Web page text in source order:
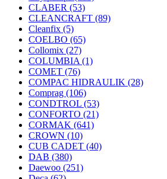
CLABER (53)
CLEANCRAFT (89)
Cleanfix (5)
COELBO (65)
Collomix (27)
COLUMBIA (1)
COMET (76)
COMPAC HIDRAULIK (28)
Comprag (106)
CONDTROL (53)
CONFORTO (21)
CORMAK (641)
CROWN (10)
CUB CADET (40)
DAB (380)
Daewoo (251)